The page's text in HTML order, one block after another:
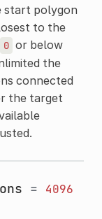
start polygon
to the
0 or below
the
connected
the target
= 4096